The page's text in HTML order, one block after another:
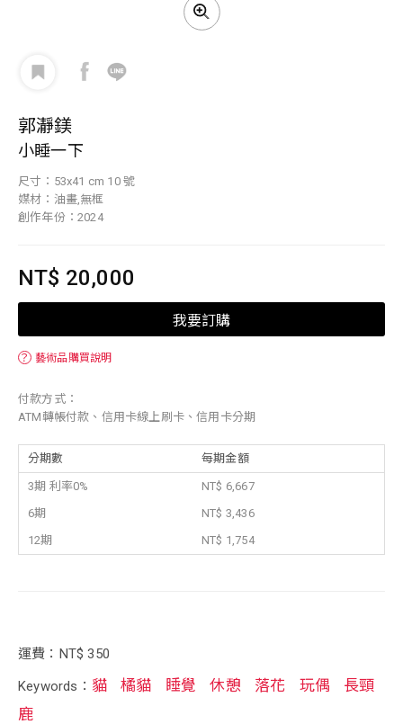
郭瀞鎂
小睡一下
尺寸：53x41 cm 10 號
媒材：油畫,無框
創作年份：2024
NT$ 20,000
我要訂購
？ 藝術品購買說明
付款方式：
ATM轉帳付款、信用卡線上刷卡、信用卡分期
分期數 每期金額
3期 利率0%
NT$ 6,667
6期
NT$ 3,436
12期
NT$ 1,754
運費：NT$ 350
Keywords： 貓 橘貓 睡覺 休憩 落花 玩偶
長頸
鹿